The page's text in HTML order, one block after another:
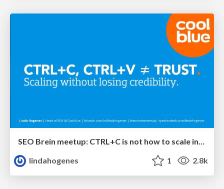
SEO Brein meetup: CTRL+C is not how to scale international SEO
lindahogenes
1 2.8k